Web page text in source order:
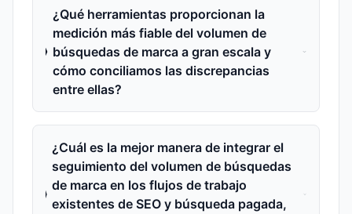
¿Qué herramientas proporcionan la
medición más fiable del volumen de
búsquedas de marca a gran escala y
cómo conciliamos las discrepancias
entre ellas?
¿Cuál es la mejor manera de integrar el
seguimiento del volumen de búsquedas
de marca en los flujos de trabajo
existentes de SEO y búsqueda pagada,